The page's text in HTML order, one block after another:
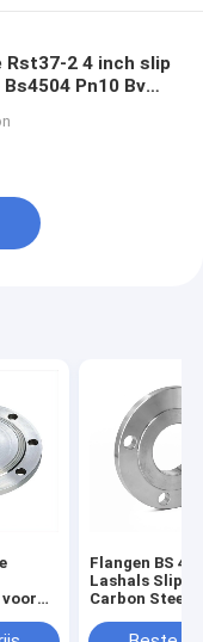
Rst37-2 4 inch slip
Pn10 Bv
Flangen BS
Lashals Slip
Carbon Steel